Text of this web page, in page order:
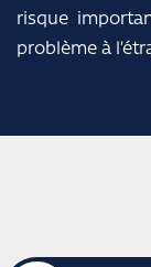
risque
problème à